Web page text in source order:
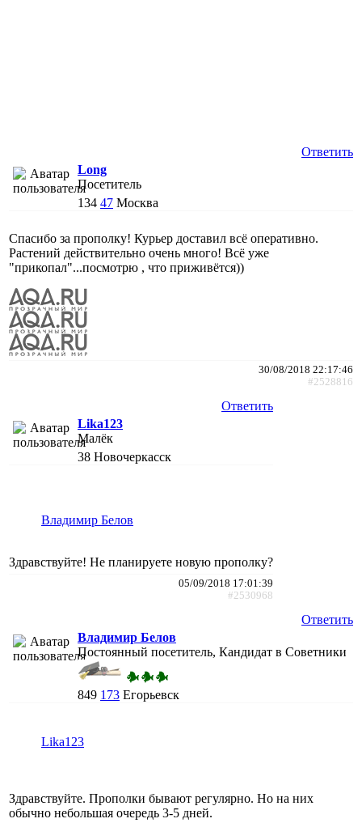
Ответить
Long
Посетитель
134 47 Москва
Спасибо за прополку! Курьер доставил всё оперативно.
Растений действительно очень много! Всё уже
"прикопал"...посмотрю , что приживётся))
30/08/2018 22:17:46
#2528816
Ответить
Lika123
Малёк
38 Новочеркасск
Владимир Белов
Здравствуйте! Не планируете новую прополку?
05/09/2018 17:01:39
#2530968
Ответить
Владимир Белов
Постоянный посетитель, Кандидат в Советники
849 173 Егорьевск
Lika123
Здравствуйте. Прополки бывают регулярно. Но на них
обычно небольшая очередь 3-5 дней.